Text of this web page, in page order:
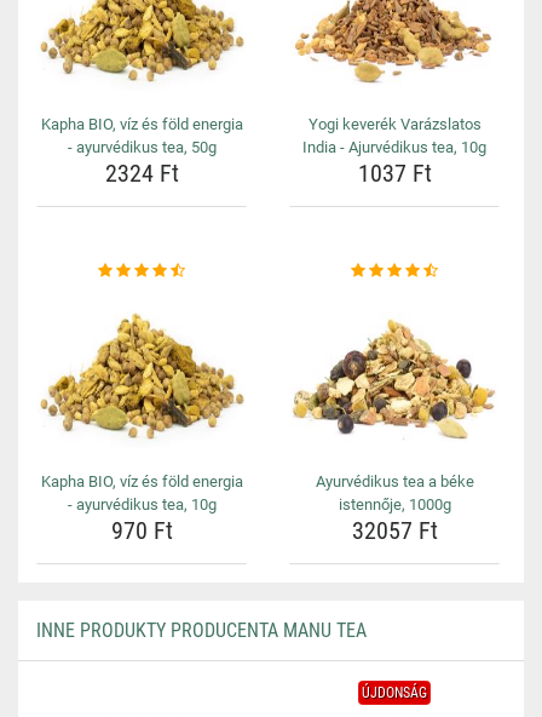
Kapha BIO, víz és föld energia
- ayurvédikus tea, 50g
2324 Ft
Yogi keverék Varázslatos
India - Ajurvédikus tea, 10g
1037 Ft
Kapha BIO, víz és föld energia
- ayurvédikus tea, 10g
970 Ft
Ayurvédikus tea a béke
istennője, 1000g
32057 Ft
INNE PRODUKTY PRODUCENTA MANU TEA
ÚJDONSÁG